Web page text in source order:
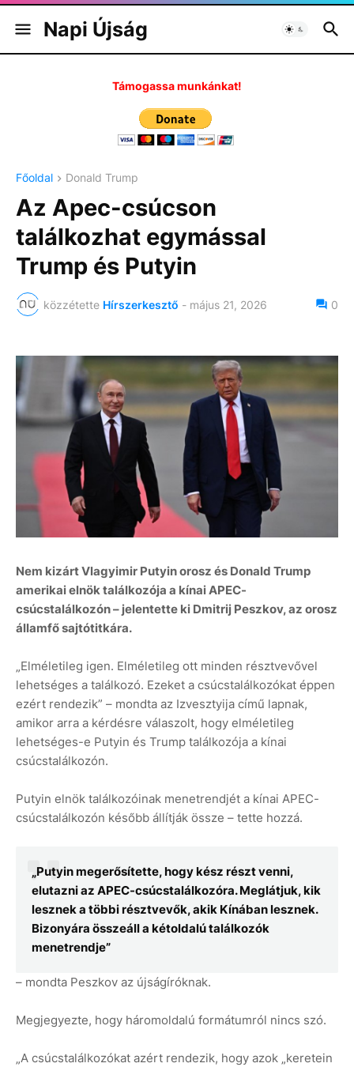
Napi Újság
Támogassa munkánkat!
Főoldal Donald Trump
Az Apec-csúcson
találkozhat egymással
Trump és Putyin
közzétette Hírszerkesztő - május 21, 2026 0
Nem kizárt Vlagyimir Putyin orosz és Donald Trump
amerikai elnök találkozója a kínai APEC-
csúcstalálkozón – jelentette ki Dmitrij Peszkov, az orosz
államfő sajtótitkára.
„Elméletileg igen. Elméletileg ott minden résztvevővel
lehetséges a találkozó. Ezeket a csúcstalálkozókat éppen
ezért rendezik” – mondta az Izvesztyija című lapnak,
amikor arra a kérdésre válaszolt, hogy elméletileg
lehetséges-e Putyin és Trump találkozója a kínai
csúcstalálkozón.
Putyin elnök találkozóinak menetrendjét a kínai APEC-
csúcstalálkozón később állítják össze – tette hozzá.
„Putyin megerősítette, hogy kész részt venni,
elutazni az APEC-csúcstalálkozóra. Meglátjuk, kik
lesznek a többi résztvevők, akik Kínában lesznek.
Bizonyára összeáll a kétoldalú találkozók
menetrendje”
– mondta Peszkov az újságíróknak.
Megjegyezte, hogy háromoldalú formátumról nincs szó.
„A csúcstalálkozókat azért rendezik, hogy azok „keretein